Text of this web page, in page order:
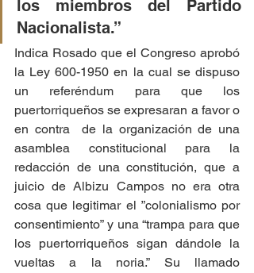
los miembros del Partido
Nacionalista.”
Indica Rosado que el Congreso aprobó
la Ley 600-1950 en la cual se dispuso
un referéndum para que los
puertorriqueños se expresaran a favor o
en contra  de la organización de una
asamblea constitucional para la
redacción de una constitución, que a
juicio de Albizu Campos no era otra
cosa que legitimar el ”colonialismo por
consentimiento” y una “trampa para que
los puertorriqueños sigan dándole la
vueltas a la noria.” Su llamado